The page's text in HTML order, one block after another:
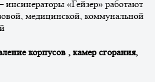
инсинераторы «Гейзер» работают
медицинской, коммунальной
корпусов , камер сгорания,